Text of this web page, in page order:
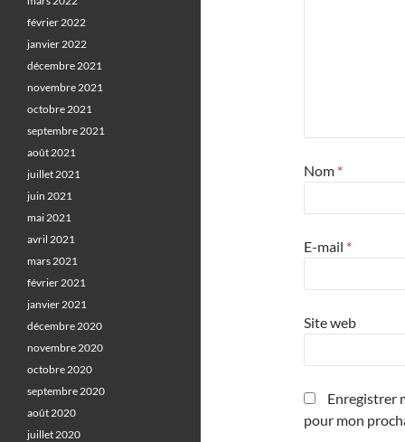
Nom *
E-mail *
Site web
Enregistrer
pour mon
février 2022
janvier 2022
décembre 2021
novembre 2021
octobre 2021
septembre 2021
août 2021
juillet 2021
juin 2021
mai 2021
avril 2021
mars 2021
février 2021
janvier 2021
décembre 2020
novembre 2020
octobre 2020
septembre 2020
août 2020
juillet 2020